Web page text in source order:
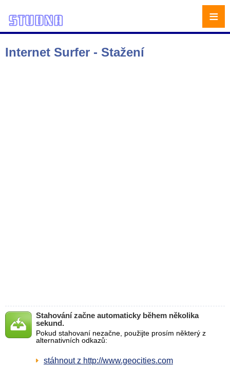
Internet Surfer - Stažení
Stahování začne automaticky během několika
sekund.
Pokud stahovaní nezačne, použijte prosím některý z
alternativních odkazů:
stáhnout z http://www.geocities.com
≡